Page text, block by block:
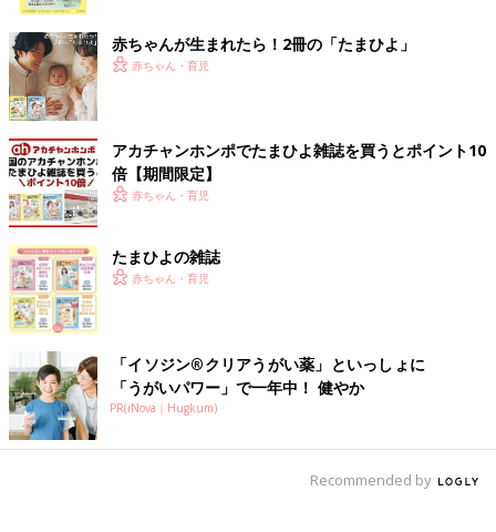
出典：Instagramアカウント「littlechair.m」
littlechair.mさんはセブンイレブンのピスタチオクッキーをお供
にコーヒーブレイク。シンプルなクッキー生地にゴロっと入った
大粒のピスタチオが練り込まれているみたい。ナッツの食感がア
クセントになっていておいしそうですよね。
ピスタチオ好きのための ひとくち焼きショコラ
赤ちゃんが生まれたら！2冊の「たまひよ」
赤ちゃん・育児
アカチャンホンポでたまひよ雑誌を買うとポイント10
倍【期間限定】
赤ちゃん・育児
たまひよの雑誌
赤ちゃん・育児
「イソジン®クリアうがい薬」といっしょに
「うがいパワー」で一年中！ 健やか
PR(iNova｜Hugkum)
Recommended by